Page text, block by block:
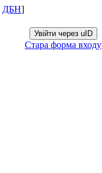
ДБН]
Увійти через uID
Стара форма входу